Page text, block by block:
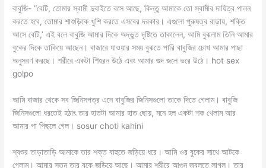
বাবুজি- “বেটি, তোমার স্বামী দুবাইতে বসে আছে, কিন্তু আমাকে তো স্বামীর দায়িত্ব পালন
করতে হবে, তোমার শাশুড়িকে খুশি করতে এসবের দরকার। এগুলো পুরুষত্ব বাড়ায়, শক্তি
আসে বেটি,’ এই বলে বাবুজি আমার দিকে অদ্ভুত দৃষ্টিতে তাকালেন, আমি বুঝলাম তিনি আমার
বুকের দিকে তাকিয়ে আছেন। বাজারে যাওয়ার সময় বুঝতে পারি বাবুজির চোখ আমার পাছা
অনুসরণ করছে। শরীরে একটা শিহরন উঠে এবং আমার গুদ জলে ভরে উঠে। hot sex
golpo
আমি বাজার থেকে সব জিনিসপত্র এনে বাবুজির জিনিসগুলো তাকে দিতে গেলাম। বাবুজি
জিনিসগুলো ধরতেই হঠাৎ তার হাতটা আমার হাত ছোয়, মনে হল একটা শক খেলাম আর
আমার পা পিছলে গেল। sosur choti kahini
শ্বশুর তাড়াতাড়ি আমাকে তার শক্ত বাহুতে জড়িয়ে ধরে। আমি ওর বুকের সাথে আটকে
গেলাম। আমার স্তন তার বুকে জড়িয়ে আছে। আমার শরীরে আগুন জ্বলতে লাগল। তার